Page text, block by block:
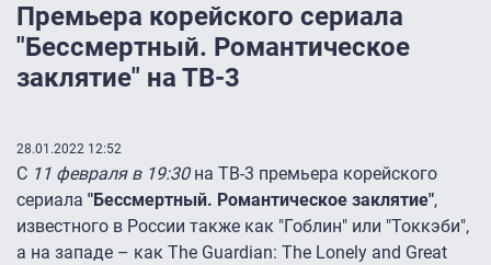
Премьера корейского сериала
"Бессмертный. Романтическое
заклятие" на ТВ-3
28.01.2022 12:52
С 11 февраля в 19:30на ТВ-3 премьера корейского
сериала "Бессмертный. Романтическое заклятие",
известного в России также как "Гоблин" или "Токкэби",
а на западе – как The Guardian: The Lonely and Great